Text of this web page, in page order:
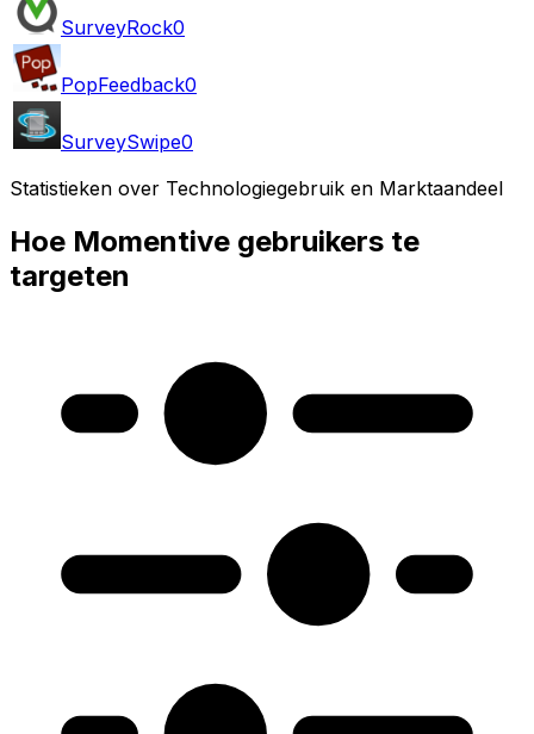
SurveyRock0
PopFeedback0
SurveySwipe0
Statistieken over Technologiegebruik en Marktaandeel
Hoe Momentive gebruikers te
targeten